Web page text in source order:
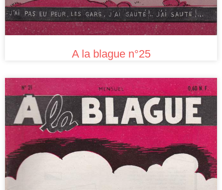
A la blague n°25